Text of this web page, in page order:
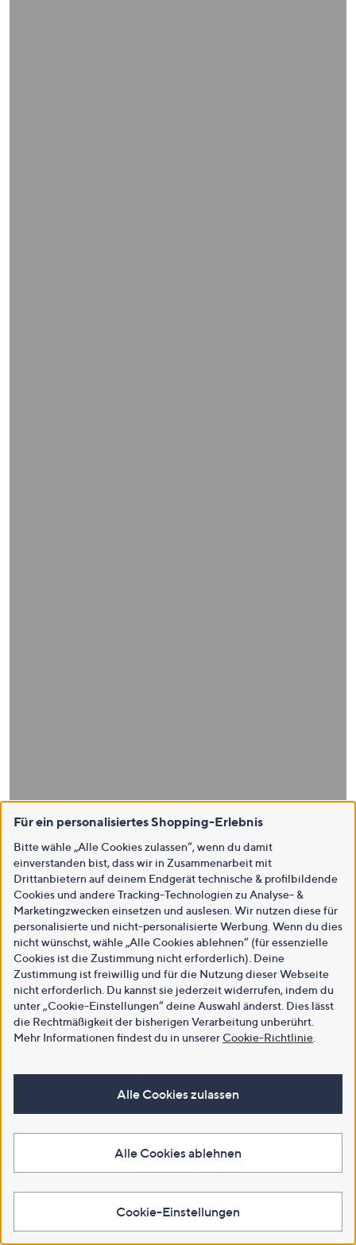
Für ein personalisiertes Shopping-Erlebnis
Bitte wähle „Alle Cookies zulassen“, wenn du damit
einverstanden bist, dass wir in Zusammenarbeit mit
Drittanbietern auf deinem Endgerät technische & profilbildende
Cookies und andere Tracking-Technologien zu Analyse- &
Marketingzwecken einsetzen und auslesen. Wir nutzen diese für
personalisierte und nicht-personalisierte Werbung. Wenn du dies
nicht wünschst, wähle „Alle Cookies ablehnen“ (für essenzielle
Cookies ist die Zustimmung nicht erforderlich). Deine
Zustimmung ist freiwillig und für die Nutzung dieser Webseite
nicht erforderlich. Du kannst sie jederzeit widerrufen, indem du
unter „Cookie-Einstellungen“ deine Auswahl änderst. Dies lässt
die Rechtmäßigkeit der bisherigen Verarbeitung unberührt.
Mehr Informationen findest du in unsererCookie-Richtlinie
Alle Cookies zulassen
Alle Cookies ablehnen
Cookie-Einstellungen